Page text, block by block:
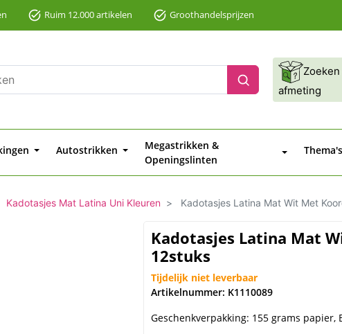
Ruim 12.000 artikelen Groothandelsprijzen
afmeting
Autostrikken
Megastrikken &
Openingslinten
Thema's
Kadotasjes Mat Latina Uni Kleuren Kadotasjes Latina Mat Wit Met
Kadotasjes Latina Mat
12stuks
Tijdelijk niet leverbaar
Artikelnummer: K1110089
Geschenkverpakking: 155 grams papier,